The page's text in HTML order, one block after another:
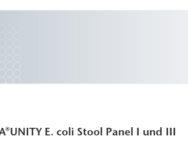
E. coli Stool Panel I und III